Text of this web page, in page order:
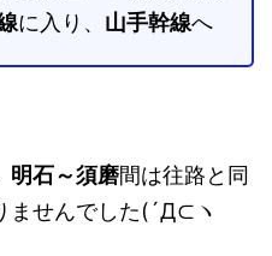
に入り、 山手幹線へ
明石～須磨間は往路と同
ませんでした(´Д⊂ヽ